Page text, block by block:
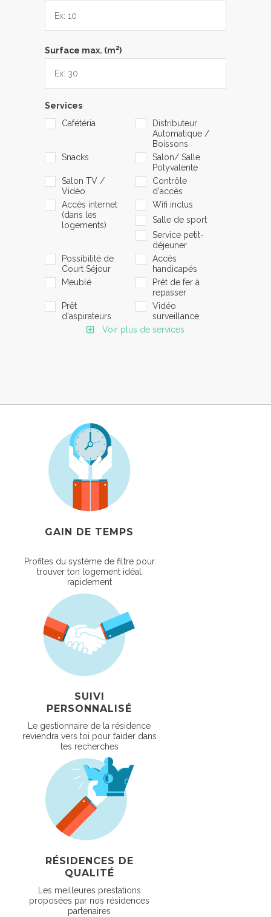
Surface max. (m2)
Services
Cafétéria
Distributeur
Automatique /
Boissons
Snacks
Salon/ Salle
Polyvalente
Salon TV /
Vidéo
Contrôle
d'accès
Accès internet
(dans les
logements)
Wifi inclus
Salle de sport
Service petit-
déjeuner
Possibilité de
Court Séjour
Accès
handicapés
Meublé
Prêt de fer à
repasser
Prêt
d'aspirateurs
Vidéo
surveillance
Voir plus de services
GAIN DE TEMPS
Profites du système de filtre pour
trouver ton logement idéal
rapidement
SUIVI
PERSONNALISÉ
Le gestionnaire de la résidence
reviendra vers toi pour t’aider dans
tes recherches
RÉSIDENCES DE
QUALITÉ
Les meilleures prestations
proposées par nos résidences
partenaires